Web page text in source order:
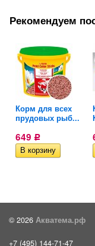
Рекомендуем
Корм для всех
прудовых рыб...
649 Р
© 2026 Акватема.рф
+7 (495) 144-71-47